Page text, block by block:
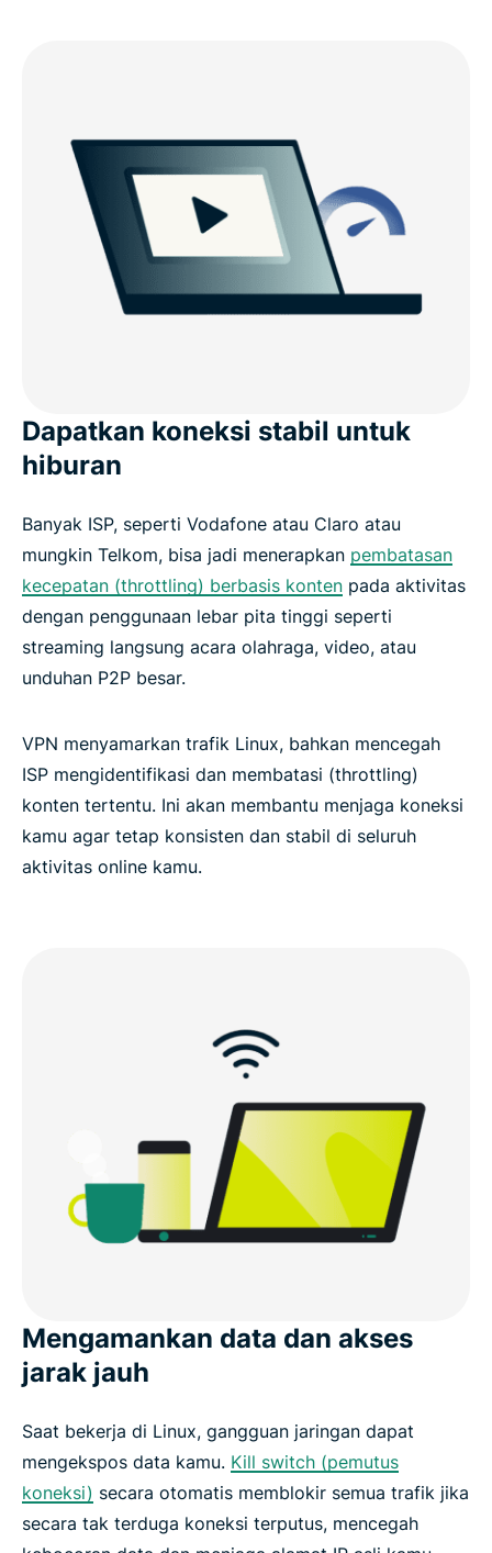
Dapatkan koneksi stabil untuk
hiburan
Banyak ISP, seperti Vodafone atau Claro atau
mungkin Telkom, bisa jadi menerapkan pembatasan
kecepatan (throttling) berbasis konten pada aktivitas
dengan penggunaan lebar pita tinggi seperti
streaming langsung acara olahraga, video, atau
unduhan P2P besar.
VPN menyamarkan trafik Linux, bahkan mencegah
ISP mengidentifikasi dan membatasi (throttling)
konten tertentu. Ini akan membantu menjaga koneksi
kamu agar tetap konsisten dan stabil di seluruh
aktivitas online kamu.
Mengamankan data dan akses
jarak jauh
Saat bekerja di Linux, gangguan jaringan dapat
mengekspos data kamu. Kill switch (pemutus
koneksi) secara otomatis memblokir semua trafik jika
secara tak terduga koneksi terputus, mencegah